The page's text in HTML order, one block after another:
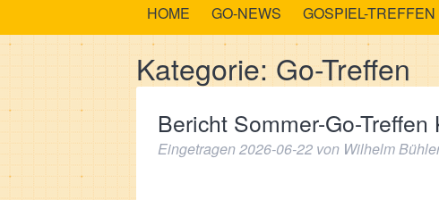
HOME GO-NEWS GOSPIEL-TREFFEN
Kategorie:Go-Treffen
Bericht Sommer-Go-
Eingetragen2026-06-22 von Wilhelm